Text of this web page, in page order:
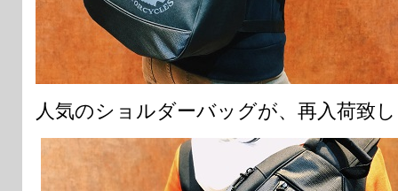
人気のショルダーバッグが、再入荷致